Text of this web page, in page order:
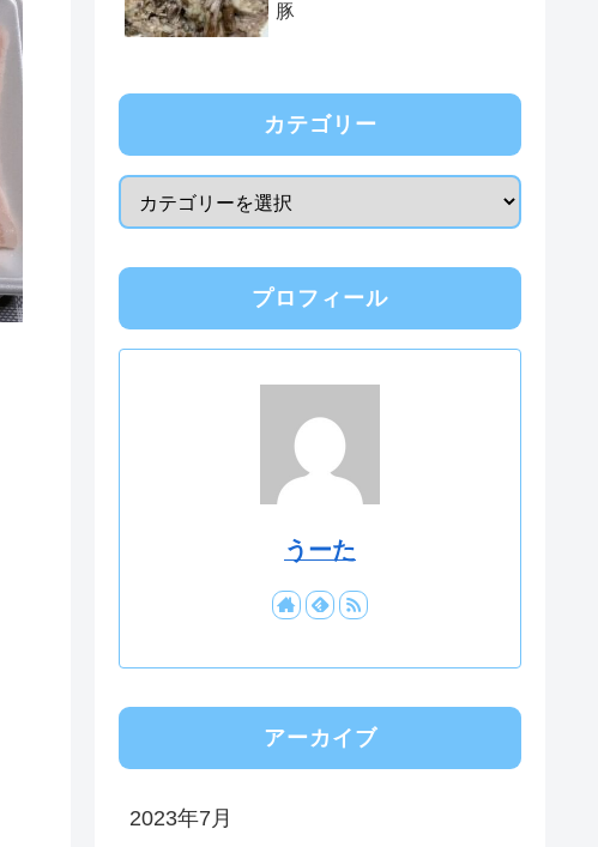
豚
カテゴリー
プロフィール
うーた
アーカイブ
2023年7月